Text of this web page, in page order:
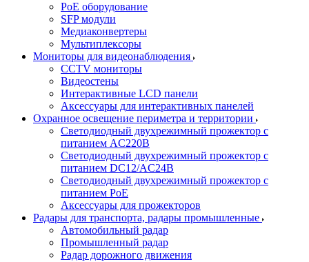
PoE оборудование
SFP модули
Медиаконвертеры
Мультиплексоры
Мониторы для видеонаблюдения
CCTV мониторы
Видеостены
Интерактивные LCD панели
Аксессуары для интерактивных панелей
Охранное освещение периметра и территории
Светодиодный двухрежимный прожектор с
питанием AC220В
Светодиодный двухрежимный прожектор с
питанием DC12/AC24В
Светодиодный двухрежимный прожектор с
питанием PoE
Аксессуары для прожекторов
Радары для транспорта, радары промышленные
Автомобильный радар
Промышленный радар
Радар дорожного движения